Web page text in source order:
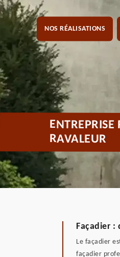
NOS RÉALISATIONS
RAVALEUR
Façadier :
Le façadier
façadier